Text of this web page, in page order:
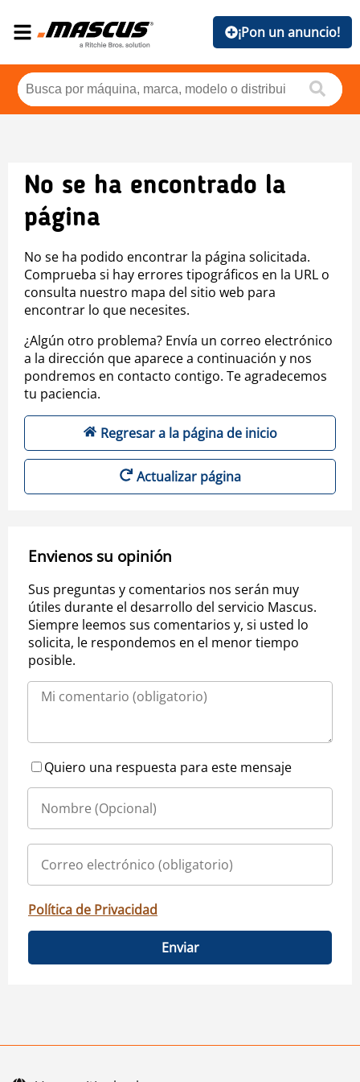
¡Pon un anuncio!
No se ha encontrado la
página
No se ha podido encontrar la página solicitada.
Comprueba si hay errores tipográficos en la URL o
consulta nuestro mapa del sitio web para
encontrar lo que necesites.
¿Algún otro problema? Envía un correo electrónico
a la dirección que aparece a continuación y nos
pondremos en contacto contigo. Te agradecemos
tu paciencia.
Regresar a la página de inicio
Actualizar página
Envienos su opinión
Sus preguntas y comentarios nos serán muy
útiles durante el desarrollo del servicio Mascus.
Siempre leemos sus comentarios y, si usted lo
solicita, le respondemos en el menor tiempo
posible.
Quiero una respuesta para este mensaje
Política de Privacidad
Enviar